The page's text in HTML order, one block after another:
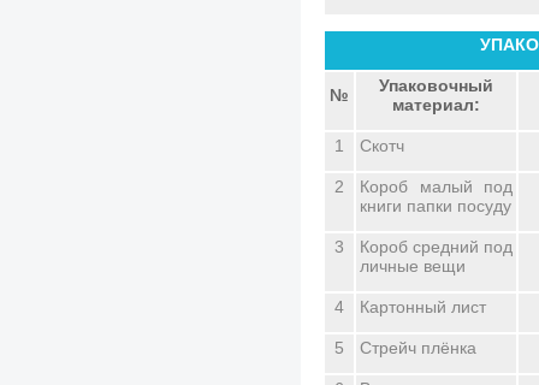
№
Упаковочный
материал:
1 Скотч
2
Короб малый под
книги папки посуду
3
Короб средний под
личные вещи
4 Картонный лист
5 Стрейч плёнка